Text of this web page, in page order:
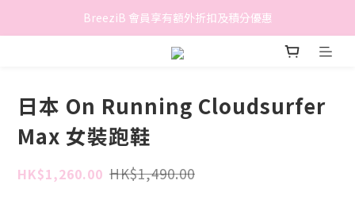
香港地區滿$500免費送貨 (離島區及偏遠地區除外)
BreeziB 會員享有額外折扣及積分優惠
香港地區滿$500免費送貨 (離島區及偏遠地區除外)
日本 On Running Cloudsurfer
Max 女裝跑鞋
HK$1,260.00 HK$1,490.00